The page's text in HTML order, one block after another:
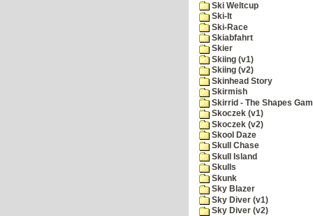
Ski Weltcup
Ski-It
Ski-Race
Skiabfahrt
Skier
Skiing (v1)
Skiing (v2)
Skinhead Story
Skirmish
Skirrid - The Shapes
Skoczek (v1)
Skoczek (v2)
Skool Daze
Skull Chase
Skull Island
Skulls
Skunk
Sky Blazer
Sky Diver (v1)
Sky Diver (v2)